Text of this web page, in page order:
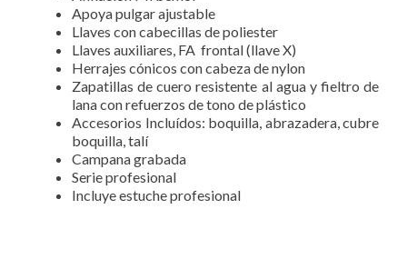
Apoya pulgar ajustable
Llaves con cabecillas de poliester
Llaves auxiliares, FA frontal (llave X)
Herrajes cónicos con cabeza de nylon
Zapatillas de cuero resistente al agua y fieltro de
lana con refuerzos de tono de plástico
Accesorios Incluídos: boquilla, abrazadera, cubre
boquilla, talí
Campana grabada
Serie profesional
Incluye estuche profesional